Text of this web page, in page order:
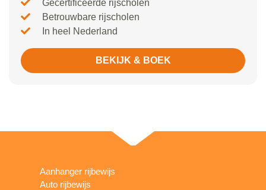
Gecertificeerde rijscholen
Betrouwbare rijscholen
In heel Nederland
BEKIJK & BOEK
Aanhanger rijbewijs
Auto rijbewijs